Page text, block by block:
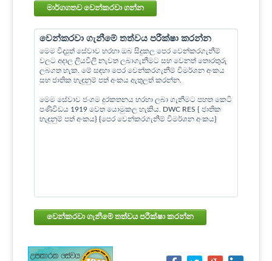
මාර්ගගතව වෙන්කරවා ගන්න
වෙන්කරවා ගැනීමේ තත්වය පරීක්ෂා කරන්න
මෙම විද්‍යුත් සේවාව හරහා ඔබ සිදුකල පෙර වෙන්කරගැනීම්
වලට අදාල ලියවිලි නැවත ලබාගැනීමට සහ වෙනත් තොරතුරු
ලබගත හැක. මේ සඳහා පෙර වෙන්කරගැනීම් විමර්ශන අංකය
සහ ජාතික හැඳුනුම් පත් අංකය ඇතුලත් කරන්න.
මෙම සේවාව ජංගම දුරකතනය හරහා ලබා ගැනීමට පහත කෙටි
පණිවිඩය 1919 වෙත යොමුකල හැකිය. DWC RES { ජාතික
හැඳුනුම් පත් අංකය} {පෙර වෙන්කරගැනීම් විමර්ශන අංකය}
වෙන්කරවා ගැනීමේ තත්වය පරීක්ෂා කරන්න